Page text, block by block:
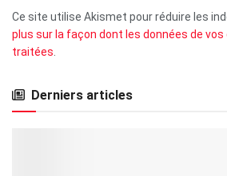
Ce site utilise Akismet pour réduire les
plus sur la façon dont les données de
traitées
Derniers articles